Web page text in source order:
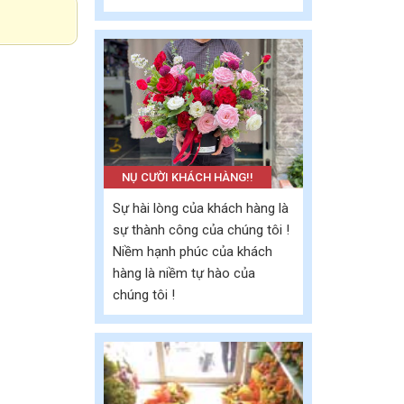
NỤ CƯỜI KHÁCH HÀNG!!
Sự hài lòng của khách hàng là
sự thành công của chúng tôi !
Niềm hạnh phúc của khách
hàng là niềm tự hào của
chúng tôi !